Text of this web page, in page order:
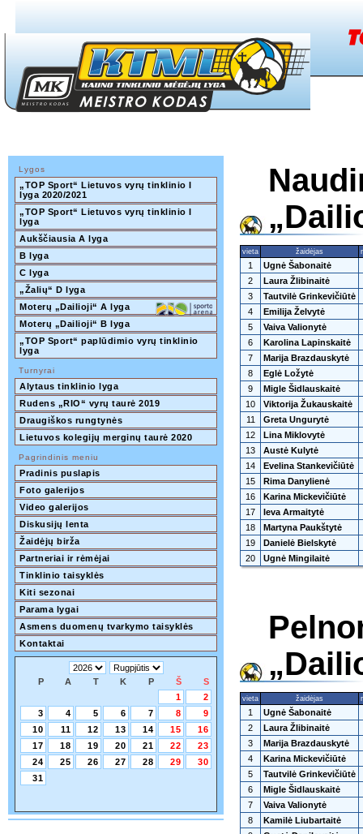
Lygos
„TOP Sport“ Lietuvos vyrų tinklinio I
lyga 2020/2021
„TOP Sport“ Lietuvos vyrų tinklinio I
lyga
Aukščiausia A lyga
B lyga
C lyga
„Žalių“ D lyga
Moterų „Dailioji“ A lyga
Moterų „Dailioji“ B lyga
„TOP Sport“ paplūdimio vyrų tinklinio
lyga
Turnyrai
Alytaus tinklinio lyga
Rudens „RIO“ vyrų taurė 2019
Draugiškos rungtynės
Lietuvos kolegijų merginų taurė 2020
Pagrindinis meniu
Pradinis puslapis
Foto galerijos
Video galerijos
Diskusijų lenta
Žaidėjų birža
Partneriai ir rėmėjai
Tinklinio taisyklės
Kiti sezonai
Parama lygai
Asmens duomenų tvarkymo taisyklės
Kontaktai
P A T K P Š
S
1
2
3
4 5 6 7 8
9
10
11 12 13 14 15
16
17
18 19 20 21 22
23
24
25 26 27 28 29
30
31
vieta žaidėjas
1
Ugnė Šabonaitė
2
Laura Žlibinaitė
3
Tautvilė Grinkevičiūtė
4
Emilija Želvytė
5
Vaiva Valionytė
6
Karolina Lapinskaitė
7
Marija Brazdauskytė
8
Eglė Ložytė
9
Migle Šidlauskaitė
10
Viktorija Žukauskaitė
11
Greta Ungurytė
12
Lina Miklovytė
13
Austė Kulytė
14
Evelina Stankevičiūtė
15
Rima Danylienė
16
Karina Mickevičiūtė
17
Ieva Armaitytė
18
Martyna Paukštytė
19
Danielė Bielskytė
20
Ugnė Mingilaitė
vieta žaidėjas
1
Ugnė Šabonaitė
2
Laura Žlibinaitė
3
Marija Brazdauskytė
4
Karina Mickevičiūtė
5
Tautvilė Grinkevičiūtė
6
Migle Šidlauskaitė
7
Vaiva Valionytė
8
Kamilė Liubartaitė